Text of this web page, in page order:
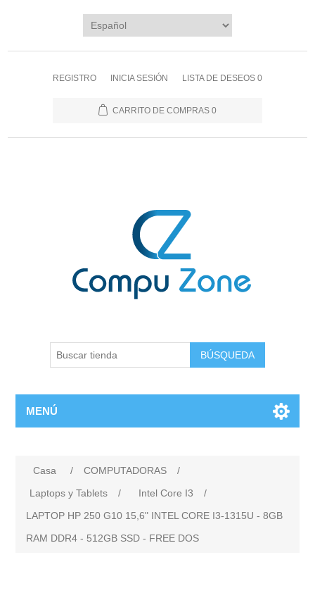
REGISTRO INICIA SESIÓN LISTA DE DESEOS 0
CARRITO DE COMPRAS 0
BÚSQUEDA
MENÚ
Casa / COMPUTADORAS
/
Laptops y Tablets
/ Intel Core I3
/
LAPTOP HP 250 G10 15,6" INTEL CORE I3-1315U - 8GB
RAM DDR4 - 512GB SSD - FREE DOS